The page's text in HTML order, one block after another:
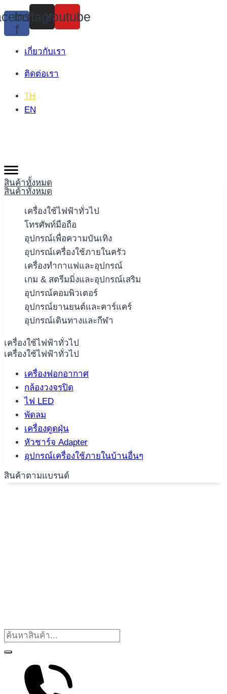
Skip
to
content
f
Instagram
Youtube
เกี่ยวกับเรา
ติดต่อเรา
TH
EN
สินค้าทั้งหมด
สินค้าทั้งหมด
เครื่องใช้ไฟฟ้าทั่วไป
โทรศัพท์มือถือ
อุปกรณ์เพื่อความบันเทิง
อุปกรณ์เครื่องใช้ภายในครัว
เครื่องทำกาแฟและอุปกรณ์
เกม & สตรีมมิ่งและอุปกรณ์เสริม
อุปกรณ์คอมพิวเตอร์
อุปกรณ์ยานยนต์และคาร์แคร์
อุปกรณ์เดินทางและกีฬา
เครื่องใช้ไฟฟ้าทั่วไป
เครื่องใช้ไฟฟ้าทั่วไป
เครื่องฟอกอากาศ
กล้องวงจรปิด
ไฟ LED
พัดลม
เครื่องดูดฝุ่น
หัวชาร์จ Adapter
อุปกรณ์เครื่องใช้ภายในบ้านอื่นๆ
สินค้าตามแบรนด์